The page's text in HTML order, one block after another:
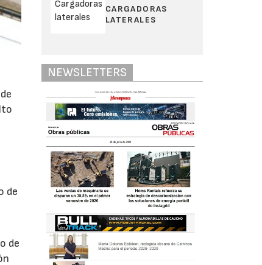
de
de
CARGADORAS
LATERALES
NEWSLETTERS